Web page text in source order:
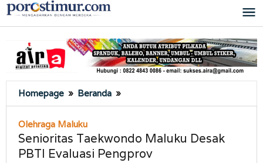
Lewati
ke
Homepage » Beranda »
Taekwondo
Desak
PBTI
Evaluasi
Olehraga Maluku
Senioritas Taekwondo Maluku Desak
PBTI Evaluasi Pengprov